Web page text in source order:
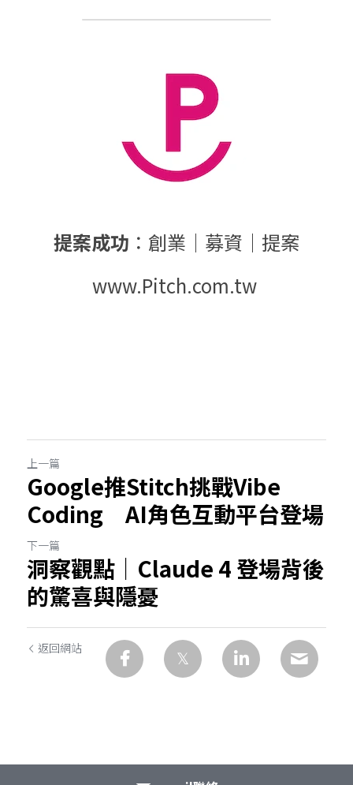
提案成功 ：創業｜募資｜提案
www.Pitch.com.tw
上一篇
Google推Stitch挑戰Vibe
Coding AI角色互動平台登場
下一篇
洞察觀點｜Claude 4 登場背後
的驚喜與隱憂
返回網站